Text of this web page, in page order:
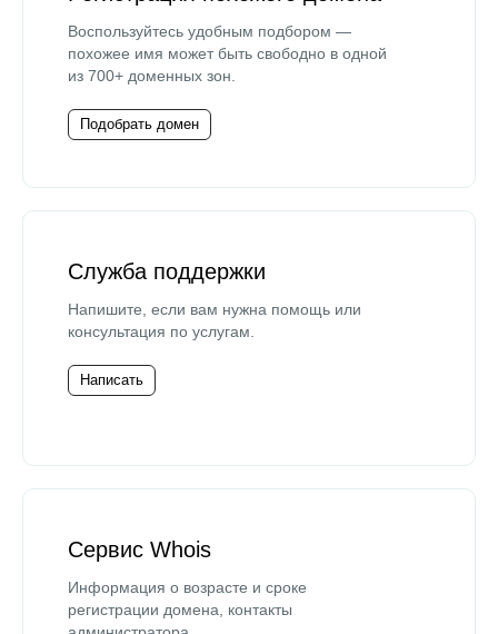
Воспользуйтесь удобным подбором —
похожее имя может быть свободно в одной
из 700+ доменных зон.
Подобрать домен
Служба поддержки
Напишите, если вам нужна помощь или
консультация по услугам.
Написать
Сервис Whois
Информация о возрасте и сроке
регистрации домена, контакты